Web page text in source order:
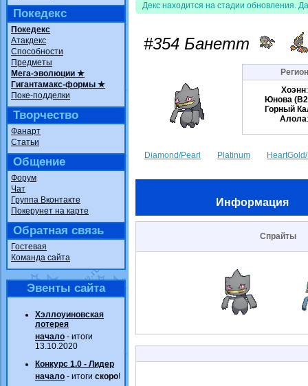
Покедекс
Покедекс
Атакдекс
Способности
Предметы
Мега-эволюции ★
Гигантамакс-формы ★
Поке-подделки
Творчество
Фанарт
Статьи
Общение
Форум
Чат
Группа Вконтакте
Покерунет на карте
Обратная связь
Гостевая
Команда сайта
Эвенты сайта
Хэллоуиновская
лотерея
начало - итоги
13.10.2020
Конкурс 1.0 - Лидер
начало - итоги скоро!
Декс находится на стадии обновления.
#354 Банетт
Хоэнн
Юнова
Горный
Алола
Diamond/Pearl Platinum
Информация
Спрайты